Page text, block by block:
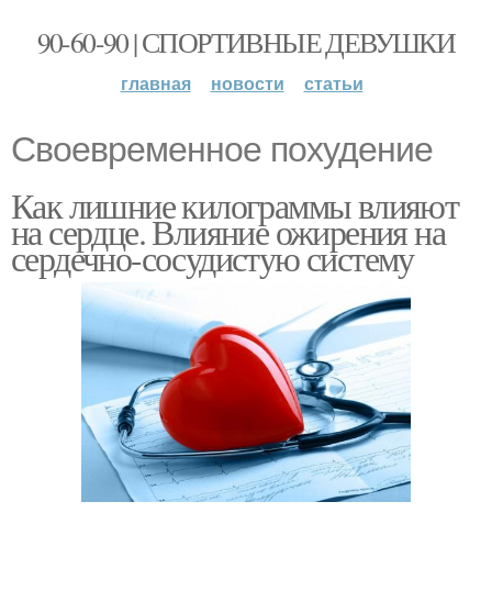
90-60-90 | СПОРТИВНЫЕ ДЕВУШКИ
главная новости статьи
Своевременное похудение
Как лишние килограммы влияют
на сердце. Влияние ожирения на
сердечно-сосудистую систему